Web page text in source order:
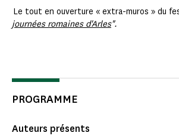
Le tout en ouverture « extra-muros » du
journées romaines d'Arles".
PROGRAMME
Auteurs présents